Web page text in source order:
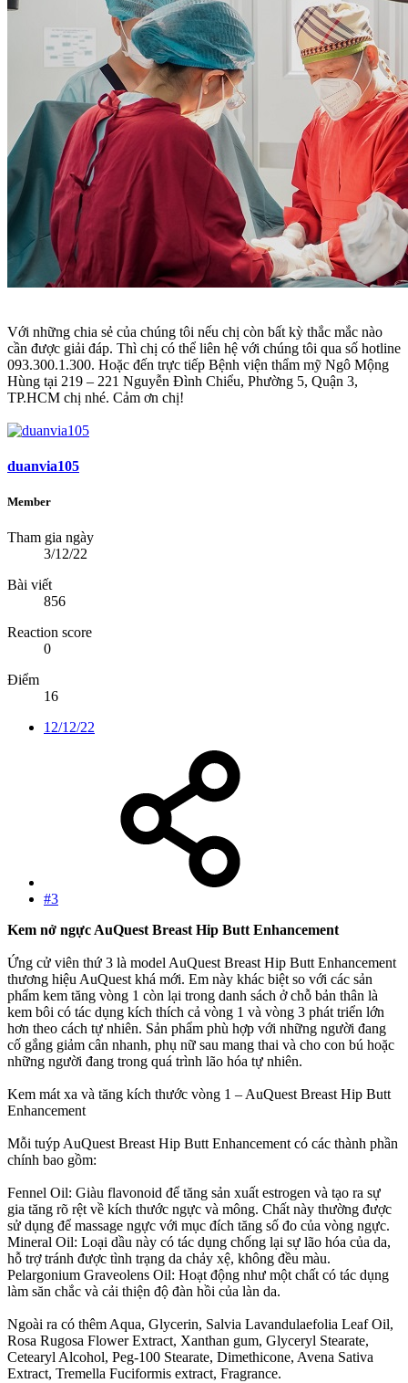
Với những chia sẻ của chúng tôi nếu chị còn bất kỳ thắc mắc nào
cần được giải đáp. Thì chị có thể liên hệ với chúng tôi qua số hotline
093.300.1.300. Hoặc đến trực tiếp Bệnh viện thẩm mỹ Ngô Mộng
Hùng tại 219 – 221 Nguyễn Đình Chiểu, Phường 5, Quận 3,
TP.HCM chị nhé. Cảm ơn chị!
duanvia105
Member
Tham gia ngày
3/12/22
Bài viết
856
Reaction score
0
Điểm
16
12/12/22
#3
Kem nở ngực AuQuest Breast Hip Butt Enhancement
Ứng cử viên thứ 3 là model AuQuest Breast Hip Butt Enhancement
thương hiệu AuQuest khá mới. Em này khác biệt so với các sản
phẩm kem tăng vòng 1 còn lại trong danh sách ở chỗ bản thân là
kem bôi có tác dụng kích thích cả vòng 1 và vòng 3 phát triển lớn
hơn theo cách tự nhiên. Sản phẩm phù hợp với những người đang
cố gắng giảm cân nhanh, phụ nữ sau mang thai và cho con bú hoặc
những người đang trong quá trình lão hóa tự nhiên.
Kem mát xa và tăng kích thước vòng 1 – AuQuest Breast Hip Butt
Enhancement
Mỗi tuýp AuQuest Breast Hip Butt Enhancement có các thành phần
chính bao gồm:
Fennel Oil: Giàu flavonoid để tăng sản xuất estrogen và tạo ra sự
gia tăng rõ rệt về kích thước ngực và mông. Chất này thường được
sử dụng để massage ngực với mục đích tăng số đo của vòng ngực.
Mineral Oil: Loại dầu này có tác dụng chống lại sự lão hóa của da,
hỗ trợ tránh được tình trạng da chảy xệ, không đều màu.
Pelargonium Graveolens Oil: Hoạt động như một chất có tác dụng
làm săn chắc và cải thiện độ đàn hồi của làn da.
Ngoài ra có thêm Aqua, Glycerin, Salvia Lavandulaefolia Leaf Oil,
Rosa Rugosa Flower Extract, Xanthan gum, Glyceryl Stearate,
Cetearyl Alcohol, Peg-100 Stearate, Dimethicone, Avena Sativa
Extract, Tremella Fuciformis extract, Fragrance.